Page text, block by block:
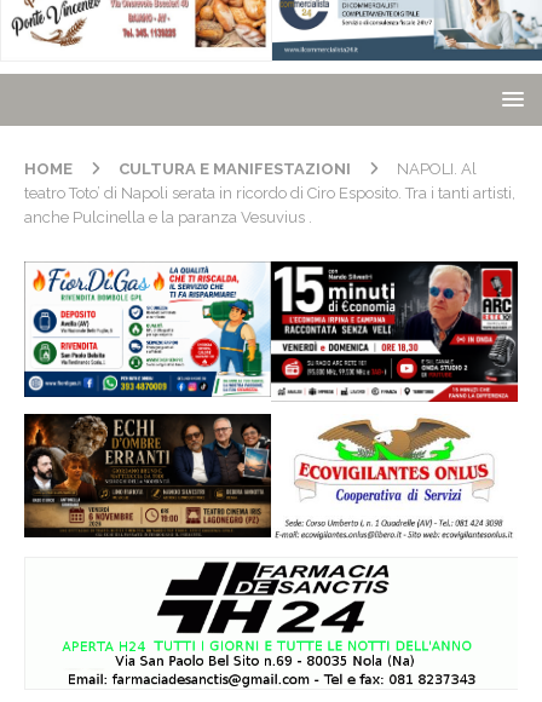
HOME CULTURA E MANIFESTAZIONI
NAPOLI. Al
teatro Toto’ di Napoli serata in ricordo di Ciro Esposito. Tra i tanti artisti,
anche Pulcinella e la paranza Vesuvius .